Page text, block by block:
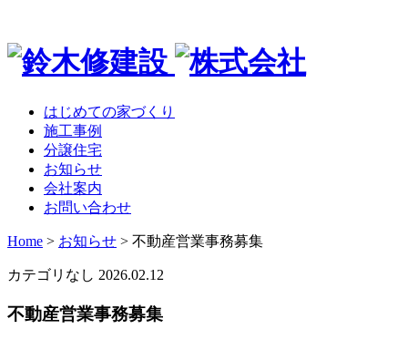
はじめての家づくり
施工事例
分譲住宅
お知らせ
会社案内
お問い合わせ
Home > お知らせ > 不動産営業事務募集
カテゴリなし 2026.02.12
不動産営業事務募集